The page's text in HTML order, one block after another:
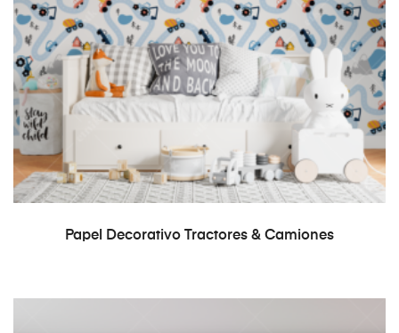
READ MORE
Papel Decorativo Tractores & Camiones